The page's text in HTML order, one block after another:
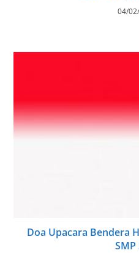
04/
Doa Upacara Bendera
SMP